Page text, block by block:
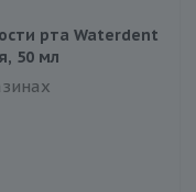
рта Waterdent
50 мл